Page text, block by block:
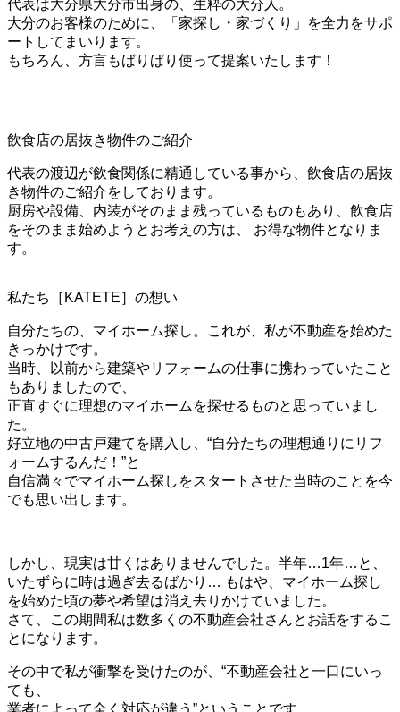
代表は大分県大分市出身の、生粋の大分人。
大分のお客様のために、「家探し・家づくり」を全力をサポ
ートしてまいります。
もちろん、方言もばりばり使って提案いたします！
飲食店の居抜き物件のご紹介
代表の渡辺が飲食関係に精通している事から、飲食店の居抜
き物件のご紹介をしております。
厨房や設備、内装がそのまま残っているものもあり、飲食店
をそのまま始めようとお考えの方は、 お得な物件となりま
す。
私たち［KATETE］の想い
自分たちの、マイホーム探し。これが、私が不動産を始めた
きっかけです。
当時、以前から建築やリフォームの仕事に携わっていたこと
もありましたので、
正直すぐに理想のマイホームを探せるものと思っていまし
た。
好立地の中古戸建てを購入し、“自分たちの理想通りにリフ
ォームするんだ！”と
自信満々でマイホーム探しをスタートさせた当時のことを今
でも思い出します。
しかし、現実は甘くはありませんでした。半年…1年…と、
いたずらに時は過ぎ去るばかり… もはや、マイホーム探し
を始めた頃の夢や希望は消え去りかけていました。
さて、この期間私は数多くの不動産会社さんとお話をするこ
とになります。
その中で私が衝撃を受けたのが、“不動産会社と一口にいっ
ても、